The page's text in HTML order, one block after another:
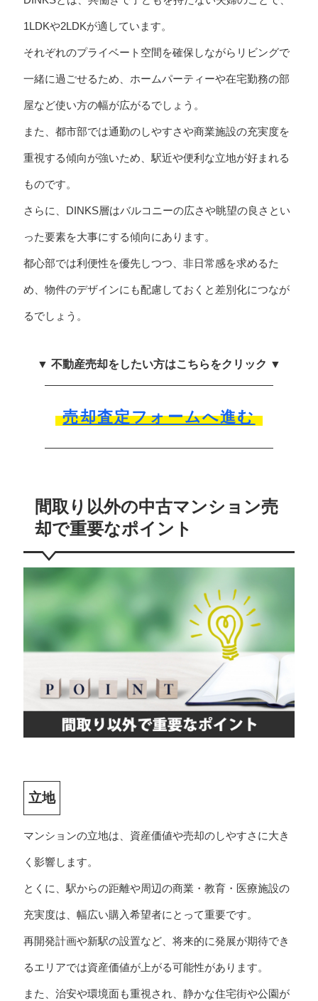
1LDKや2LDKが適しています。
それぞれのプライベート空間を確保しながらリビングで
一緒に過ごせるため、ホームパーティーや在宅勤務の部
屋など使い方の幅が広がるでしょう。
また、都市部では通勤のしやすさや商業施設の充実度を
重視する傾向が強いため、駅近や便利な立地が好まれる
ものです。
さらに、DINKS層はバルコニーの広さや眺望の良さとい
った要素を大事にする傾向にあります。
都心部では利便性を優先しつつ、非日常感を求めるた
め、物件のデザインにも配慮しておくと差別化につなが
るでしょう。
▼ 不動産売却をしたい方はこちらをクリック ▼
売却査定フォームへ進む
間取り以外の中古マンション売
却で重要なポイント
立地
マンションの立地は、資産価値や売却のしやすさに大き
く影響します。
とくに、駅からの距離や周辺の商業・教育・医療施設の
充実度は、幅広い購入希望者にとって重要です。
再開発計画や新駅の設置など、将来的に発展が期待でき
るエリアでは資産価値が上がる可能性があります。
また、治安や環境面も重視され、静かな住宅街や公園が